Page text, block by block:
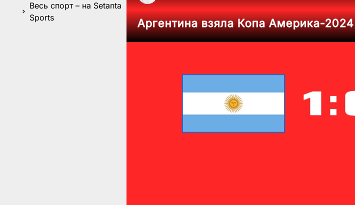
Весь спорт – на Setanta
Sports
Аргентина взяла Копа Америка-2024